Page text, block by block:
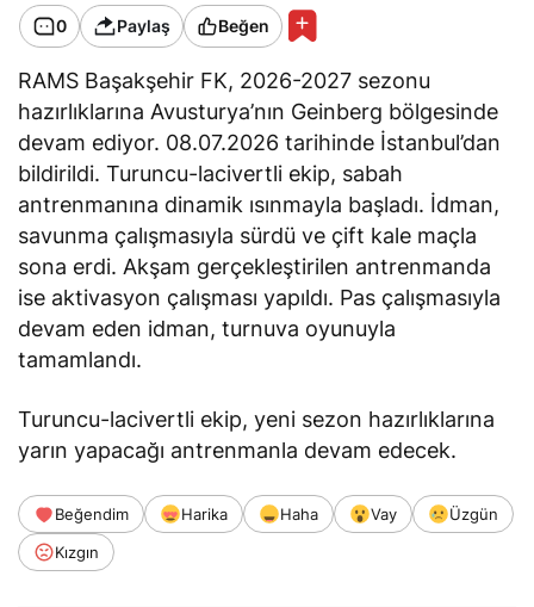
0 Paylaş Beğen
RAMS Başakşehir FK, 2026-2027 sezonu
hazırlıklarına Avusturya’nın Geinberg bölgesinde
devam ediyor. 08.07.2026 tarihinde İstanbul’dan
bildirildi. Turuncu-lacivertli ekip, sabah
antrenmanına dinamik ısınmayla başladı. İdman,
savunma çalışmasıyla sürdü ve çift kale maçla
sona erdi. Akşam gerçekleştirilen antrenmanda
ise aktivasyon çalışması yapıldı. Pas çalışmasıyla
devam eden idman, turnuva oyunuyla
tamamlandı.
Turuncu-lacivertli ekip, yeni sezon hazırlıklarına
yarın yapacağı antrenmanla devam edecek.
Beğendim Harika Haha Vay
Üzgün
Kızgın